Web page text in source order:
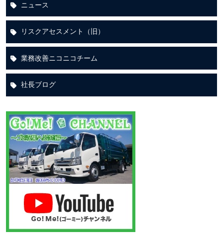
ニュース
リスクアセスメント（旧）
業務改善ニコニコチーム
社長ブログ